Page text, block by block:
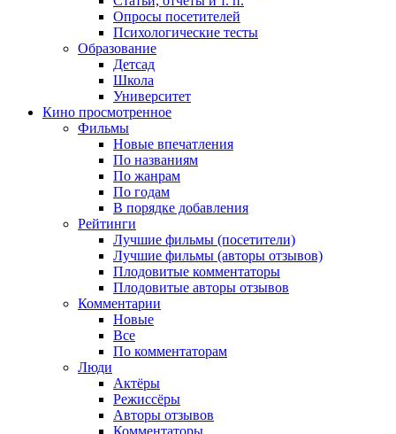
Опросы посетителей
Психологические тесты
Образование
Детсад
Школа
Университет
Кино просмотренное
Фильмы
Новые впечатления
По названиям
По жанрам
По годам
В порядке добавления
Рейтинги
Лучшие фильмы (посетители)
Лучшие фильмы (авторы отзывов)
Плодовитые комментаторы
Плодовитые авторы отзывов
Комментарии
Новые
Все
По комментаторам
Люди
Актёры
Режиссёры
Авторы отзывов
Комментаторы